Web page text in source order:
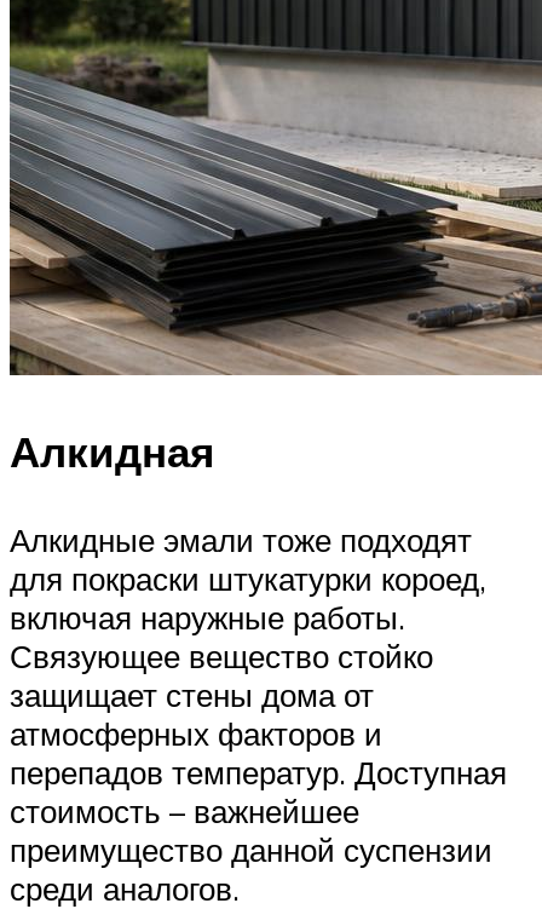
Алкидная
Алкидные эмали тоже подходят
для покраски штукатурки короед,
включая наружные работы.
Связующее вещество стойко
защищает стены дома от
атмосферных факторов и
перепадов температур. Доступная
стоимость – важнейшее
преимущество данной суспензии
среди аналогов.